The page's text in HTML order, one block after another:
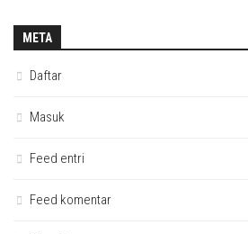
META
Daftar
Masuk
Feed entri
Feed komentar